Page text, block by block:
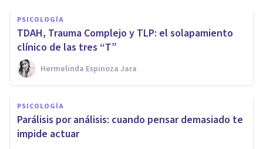
PSICOLOGÍA
TDAH, Trauma Complejo y TLP: el solapamiento
clínico de las tres “T”
Hermelinda Espinoza Jara
PSICOLOGÍA
Parálisis por análisis: cuando pensar demasiado te
impide actuar